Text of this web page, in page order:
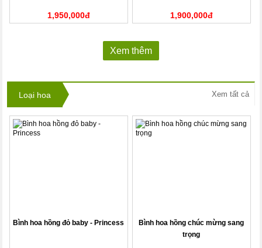
1,950,000đ 1,900,000đ
Xem thêm
Loại hoa Xem tất cả
Bình hoa hồng đỏ baby - Princess
Bình hoa hồng chúc mừng sang
trọng